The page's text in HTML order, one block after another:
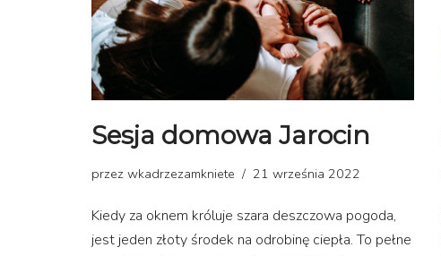
Sesja domowa Jarocin
przez wkadrzezamkniete 21 września 2022
Kiedy za oknem króluje szara deszczowa pogoda,
jest jeden złoty środek na odrobinę ciepła. To pełne